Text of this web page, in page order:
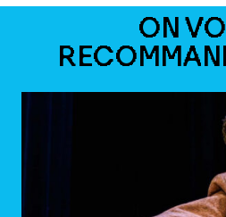
ON